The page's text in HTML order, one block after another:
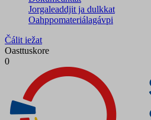
Jorgaleaddjit ja dulkkat
Oahppomateriálagávpi
Čálit iežat
Oasttuskore
0